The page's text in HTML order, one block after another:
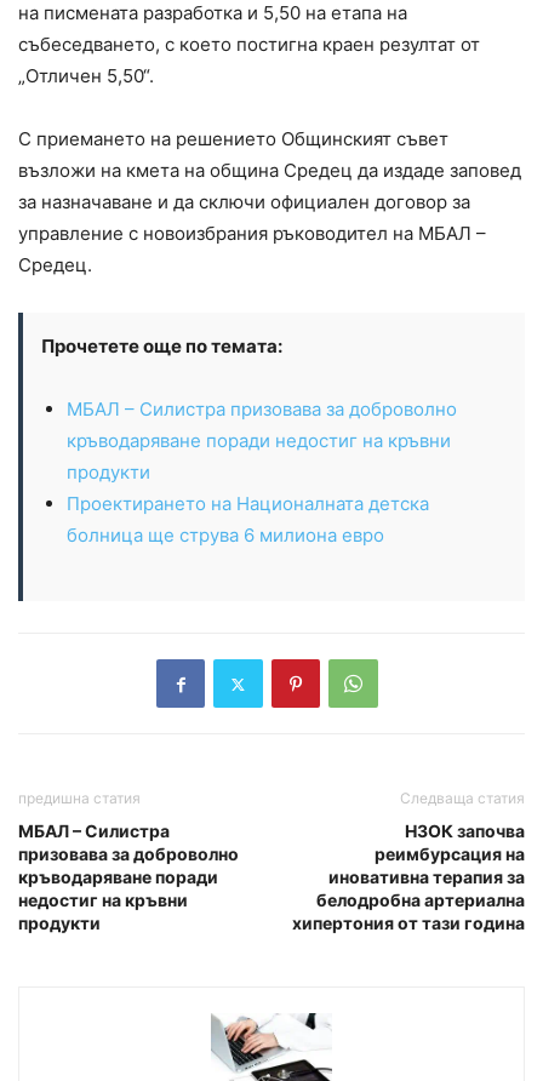
на писмената разработка и 5,50 на етапа на
събеседването, с което постигна краен резултат от
„Отличен 5,50“.
С приемането на решението Общинският съвет
възложи на кмета на община Средец да издаде заповед
за назначаване и да сключи официален договор за
управление с новоизбрания ръководител на МБАЛ –
Средец.
Прочетете още по темата:
МБАЛ – Силистра призовава за доброволно
кръводаряване поради недостиг на кръвни
продукти
Проектирането на Националната детска
болница ще струва 6 милиона евро
предишна статия
МБАЛ – Силистра
призовава за доброволно
кръводаряване поради
недостиг на кръвни
продукти
Следваща статия
НЗОК започва
реимбурсация на
иновативна терапия за
белодробна артериална
хипертония от тази година